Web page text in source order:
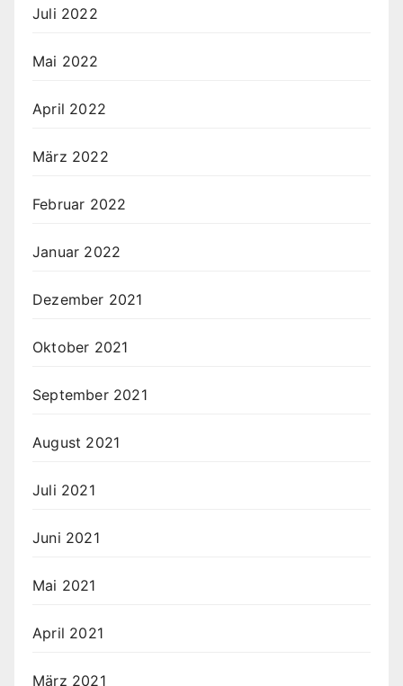
Juli 2022
Mai 2022
April 2022
März 2022
Februar 2022
Januar 2022
Dezember 2021
Oktober 2021
September 2021
August 2021
Juli 2021
Juni 2021
Mai 2021
April 2021
März 2021